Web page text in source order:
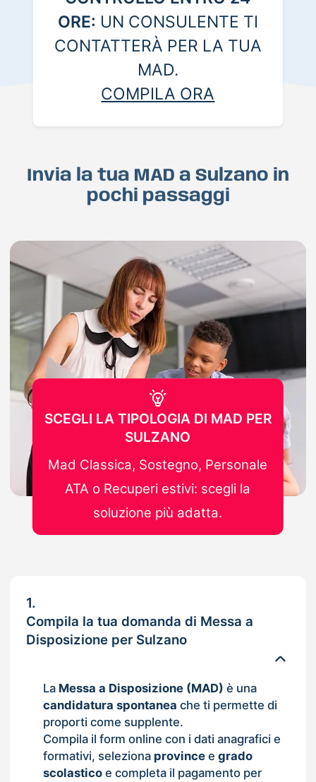
ORE: UN CONSULENTE TI
CONTATTERÀ PER LA TUA
MAD.
COMPILA ORA
Invia la tua MAD a Sulzano in
pochi passaggi
1.
Compila la tua domanda di Messa a
Disposizione per Sulzano
La Messa a Disposizione (MAD) è una
candidatura spontanea che ti permette di
proporti come supplente.
Compila il form online con i dati anagrafici e
formativi, seleziona provincee grado
scolasticoe completa il pagamento per
SCEGLI LA TIPOLOGIA DI MAD PER
SULZANO
Mad Classica, Sostegno, Personale
ATA o Recuperi estivi: scegli la
soluzione più adatta.